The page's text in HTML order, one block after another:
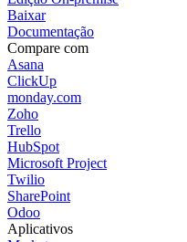
Baixar
Documentação
Compare com
Asana
ClickUp
monday.com
Zoho
Trello
HubSpot
Microsoft Project
Twilio
SharePoint
Odoo
Aplicativos